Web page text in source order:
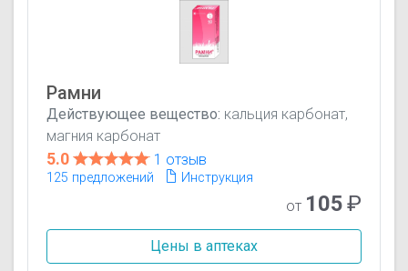
Рамни
Действующее вещество: кальция карбонат,
магния карбонат
5.0 1 отзыв
125 предложений Инструкция
от 105₽
Цены в аптеках